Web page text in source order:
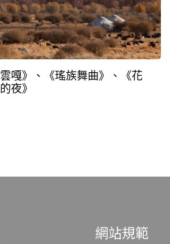
雲嘎》、《瑤族舞曲》、《花
夜》
網站規範